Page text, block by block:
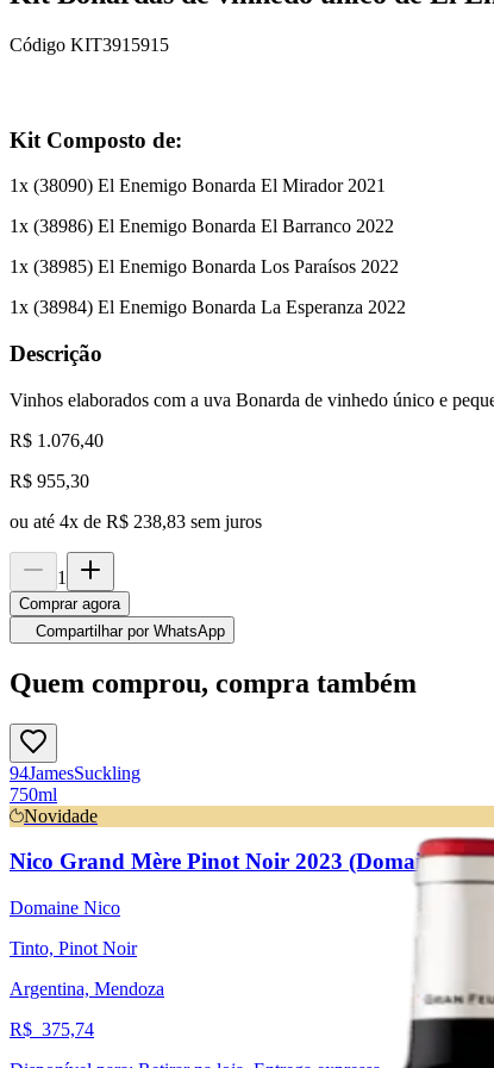
Código KIT3915915
Kit Composto de:
1x (38090) El Enemigo Bonarda El Mirador 2021
1x (38986) El Enemigo Bonarda El Barranco 2022
1x (38985) El Enemigo Bonarda Los Paraísos 2022
1x (38984) El Enemigo Bonarda La Esperanza 2022
Descrição
Vinhos elaborados com a uva Bonarda de vinhedo único e
R$ 1.076,40
R$ 955,30
ou até 4x de R$ 238,83 sem juros
1
Comprar agora
Compartilhar por WhatsApp
Quem comprou, compra também
94JamesSuckling
750ml
Novidade
Nico Grand Mère Pinot Noir 2023 (Domaine
Domaine Nico
Tinto, Pinot Noir
Argentina, Mendoza
R$ 375,74